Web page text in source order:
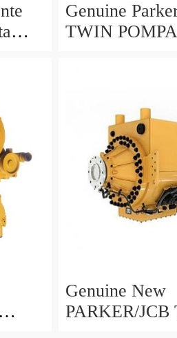
Genuine
TWIN POMPA
Genuine New
PARKER/